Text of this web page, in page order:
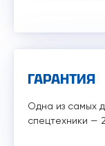
ГАРАНТИЯ
Одна из самых
спецтехники —